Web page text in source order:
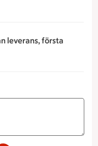
leverans, första